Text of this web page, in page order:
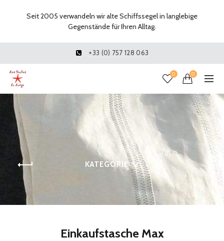
+33 (0) 757 128 063
0 0
KATEGORIE
Einkaufstasche Max
Seit 2005 verwandeln wir alte Schiffssegel in langlebige
Gegenstände für Ihren Alltag.